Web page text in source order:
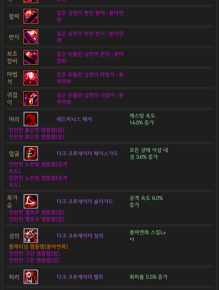
팔찌
짙은 심연의 편린 팔찌 : 봉마연
화
반지
짙은 심연의 편린 반지 : 봉마연
화
보조
장비
짙은 뒤틀린 심연의 완장 : 봉마
연화
마법
석
짙은 뒤틀린 심연의 마법석 : 봉
마연화
귀걸
이
짙은 뒤틀린 심연의 귀걸이 : 봉
마연화
머리 레드피닉스 헤어
캐스팅 속도
14.0% 증가
찬란한 붉은빛 엠블렘[힘]
찬란한 붉은빛 엠블렘[힘]
얼굴 다크 크루세이더 페이스가드
모든 상태 이상 내
성 3.6% 증가
찬란한 노란빛 엠블렘[공격
속도]
찬란한 노란빛 엠블렘[공격
속도]
목가
슴
다크 크루세이더 숄더가드
공격 속도 6.0%
증가
찬란한 옐로우 엠블렘[힘]
찬란한 옐로우 엠블렘[힘]
상의 다크 크루세이더 상의
봉마연화 스킬Lv
+1
플래티넘 엠블렘[봉마연화]
찬란한 그린 엠블렘[힘]
찬란한 그린 엠블렘[힘]
허리 다크 크루세이더 벨트 회피율 5.5% 증가